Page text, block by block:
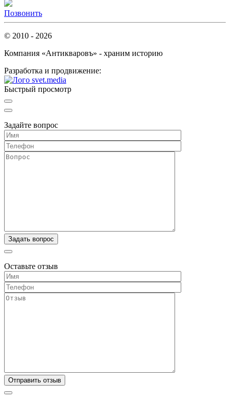
Позвонить
© 2010 - 2026
Компания «Антикваровъ» - храним историю
Разработка и продвижение:
Быстрый просмотр
Задайте вопрос
Оставьте отзыв